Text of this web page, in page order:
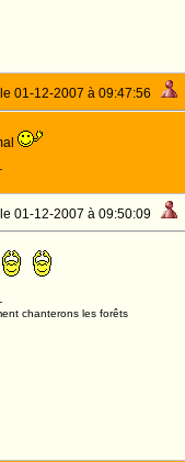
01-12-2007 à 09:47:56
01-12-2007 à 09:50:09
chanterons les forêts